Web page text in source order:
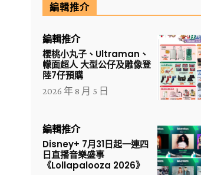
編輯推介
編輯推介
櫻桃小丸子、Ultraman、
幪面超人 大型公仔及雕像登
陸7仔預購
2026 年 8 月 5 日
編輯推介
Disney+ 7月31日起一連四
日直播音樂盛事
《Lollapalooza 2026》